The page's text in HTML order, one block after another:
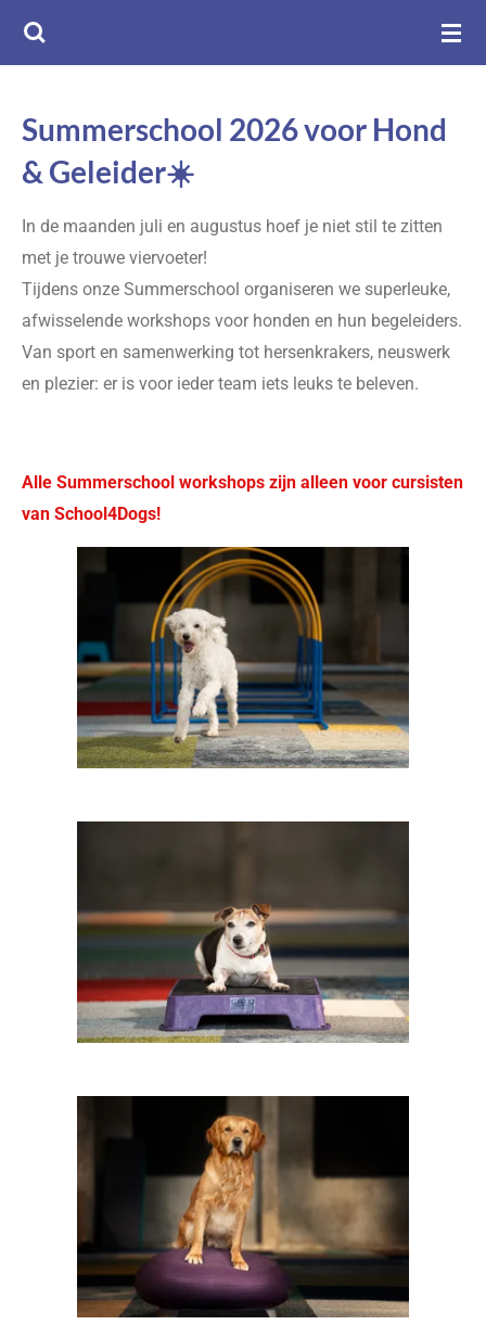
Ga
de
Summerschool 2026 voor Hond
& Geleider☀️
In de maanden juli en augustus hoef je niet stil te zitten
met je trouwe viervoeter!
Tijdens onze Summerschool organiseren we superleuke,
afwisselende workshops voor honden en hun begeleiders.
Van sport en samenwerking tot hersenkrakers, neuswerk
en plezier: er is voor ieder team iets leuks te beleven.
Alle Summerschool workshops zijn alleen voor cursisten
van School4Dogs!